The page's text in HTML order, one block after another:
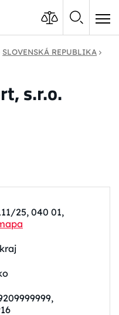
SLOVENSKÁ REPUBLIKA
s.r.o.
25, 040 01,